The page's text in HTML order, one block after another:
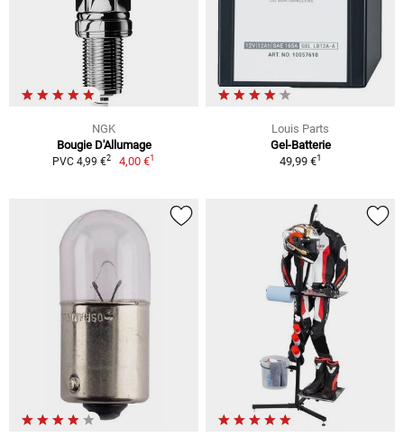
NGK
Bougie D'Allumage
PVC 4,99 €2 4,00 €1
Louis Parts
Gel-Batterie
49,99 €1